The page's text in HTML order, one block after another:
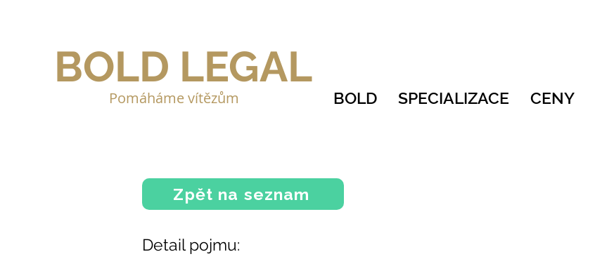
BOLD SPECIALIZACE CENY
BOLD LEGAL
Pomáháme vítězům
Zpět na seznam
Detail pojmu: